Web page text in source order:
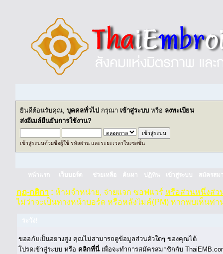
ยินดีต้อนรับคุณ, บุคคลทั่วไป กรุณา เข้าสู่ระบบ หรือ ลงทะเบียน
ส่งอีเมล์ยืนยันการใช้งาน?
เข้าสู่ระบบด้วยชื่อผู้ใช้ รหัสผ่าน และระยะเวลาในเซสชั่น
หน้าแรก เว็บบอร์ด ช่วยเหลือ ค้นหา ปฏิทิน เข้าสู่ระบบ สมัครสม
กฏ-กติกา : ห้ามจำหน่าย, จ่ายแจก ซอฟแวร์ หรือส่วนหนึ่งส่ว
ไม่ว่าจะเป็นทางหน้าบอร์ด หรือหลังไมค์(PM) หากพบเห็นท่า
ขออภัยเป็นอย่างสูง คุณไม่สามารถดูข้อมูลส่วนตัวใดๆ ของคุณได้
โปรดเข้าสู่ระบบ หรือ คลิกที่นี่ เพื่อจะทำการสมัครสมาชิกกับ